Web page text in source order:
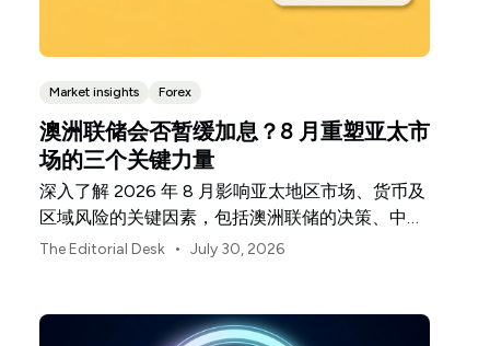
Market insights Forex
澳洲联储会否暂缓加息？8 月重塑亚太市
场的三个关键力量
深入了解 2026 年 8 月影响亚太地区市场、货币及
区域风险的关键因素，包括澳洲联储的决策、中国
经济复苏的不均衡表现以及日本央行释放的信号。
The Editorial Desk • July 30, 2026